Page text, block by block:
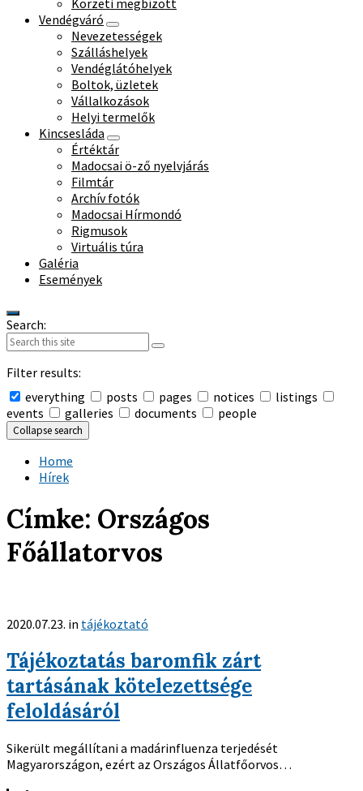
Körzeti megbízott
Vendégváró
Nevezetességek
Szálláshelyek
Vendéglátóhelyek
Boltok, üzletek
Vállalkozások
Helyi termelők
Kincsesláda
Értéktár
Madocsai ö-ző nyelvjárás
Filmtár
Archív fotók
Madocsai Hírmondó
Rigmusok
Virtuális túra
Galéria
Események
Search:
Filter results:
everything
posts pages notices
listings
events
galleries documents people
Collapse search
Home
Hírek
Címke: Országos
Főállatorvos
2020.07.23. in tájékoztató
Tájékoztatás baromfik zárt
tartásának kötelezettsége
feloldásáról
Sikerült megállítani a madárinfluenza terjedését
Magyarországon, ezért az Országos Állatfőorvos…